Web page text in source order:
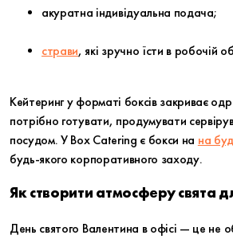
акуратна індивідуальна подача;
страви, які зручно їсти в робочій
Кейтеринг у форматі боксів закриває
потрібно готувати, продумувати
посудом. У Box Catering є бокси на на
будь-якого корпоративного заходу.
Як створити атмосферу свята
День святого Валентина в офісі — це не